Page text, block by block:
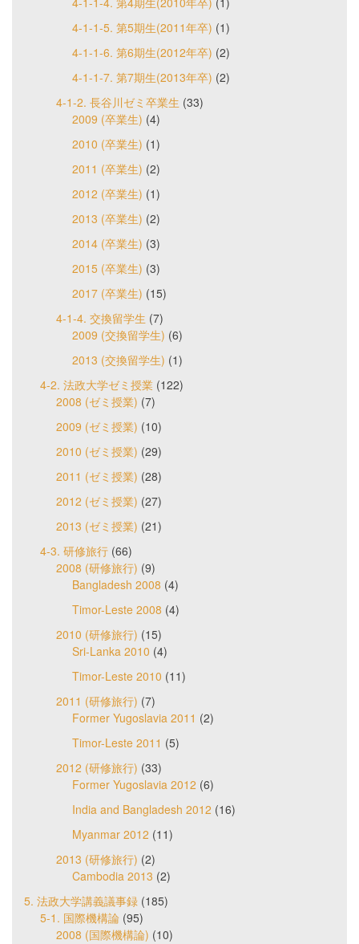
4-1-1-5. 第5期生(2011年卒) (1)
4-1-1-6. 第6期生(2012年卒) (2)
4-1-1-7. 第7期生(2013年卒) (2)
4-1-2. 長谷川ゼミ卒業生 (33)
2009 (卒業生) (4)
2010 (卒業生) (1)
2011 (卒業生) (2)
2012 (卒業生) (1)
2013 (卒業生) (2)
2014 (卒業生) (3)
2015 (卒業生) (3)
2017 (卒業生) (15)
4-1-4. 交換留学生 (7)
2009 (交換留学生) (6)
2013 (交換留学生) (1)
4-2. 法政大学ゼミ授業 (122)
2008 (ゼミ授業) (7)
2009 (ゼミ授業) (10)
2010 (ゼミ授業) (29)
2011 (ゼミ授業) (28)
2012 (ゼミ授業) (27)
2013 (ゼミ授業) (21)
4-3. 研修旅行 (66)
2008 (研修旅行) (9)
Bangladesh 2008 (4)
Timor-Leste 2008 (4)
2010 (研修旅行) (15)
Sri-Lanka 2010 (4)
Timor-Leste 2010 (11)
2011 (研修旅行) (7)
Former Yugoslavia 2011 (2)
Timor-Leste 2011 (5)
2012 (研修旅行) (33)
Former Yugoslavia 2012 (6)
India and Bangladesh 2012 (16)
Myanmar 2012 (11)
2013 (研修旅行) (2)
Cambodia 2013 (2)
5. 法政大学講義議事録 (185)
5-1. 国際機構論 (95)
2008 (国際機構論) (10)